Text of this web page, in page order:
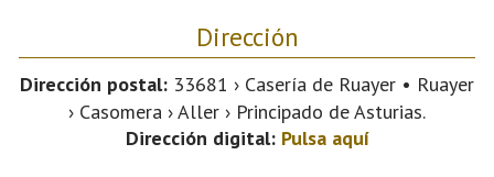
Dirección
Dirección postal: 33681 › Casería de Ruayer • Ruayer
› Casomera › Aller › Principado de Asturias.
Dirección digital: Pulsa aquí